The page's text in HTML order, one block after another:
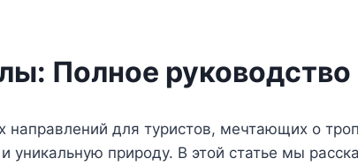
Полное руководство
для туристов, мечтающих о
природу. В этой статье мы